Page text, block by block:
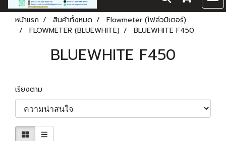
หน้าแรก สินค้าทั้งหมด
Flowmeter (โฟล์วมิเตอร์)
FLOWMETER (BLUEWHITE)
BLUEWHITE F450
BLUEWHITE F450
เรียงตาม